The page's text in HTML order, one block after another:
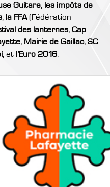
Guitare, les impôts de
, la FFA(Fédération
des lanternes,Cap
, Mairie de Gaillac,SC
, et l’Euro 2016.